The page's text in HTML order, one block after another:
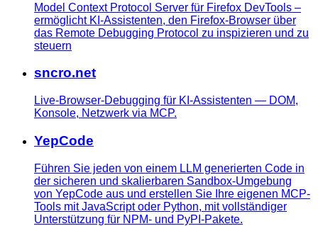
Model Context Protocol Server für Firefox DevTools –
ermöglicht KI-Assistenten, den Firefox-Browser über
das Remote Debugging Protocol zu inspizieren und zu
steuern
sncro.net
Live-Browser-Debugging für KI-Assistenten — DOM,
Konsole, Netzwerk via MCP.
YepCode
Führen Sie jeden von einem LLM generierten Code in
der sicheren und skalierbaren Sandbox-Umgebung
von YepCode aus und erstellen Sie Ihre eigenen MCP-
Tools mit JavaScript oder Python, mit vollständiger
Unterstützung für NPM- und PyPI-Pakete.